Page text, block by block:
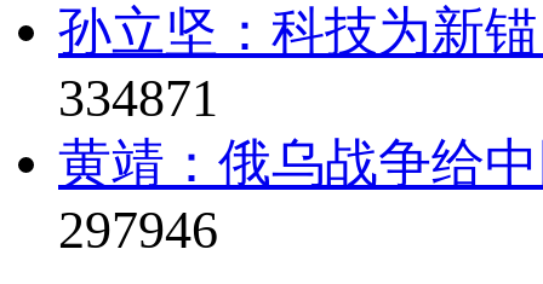
孙立坚：科技为新
334871
黄靖：俄乌战争给
297946